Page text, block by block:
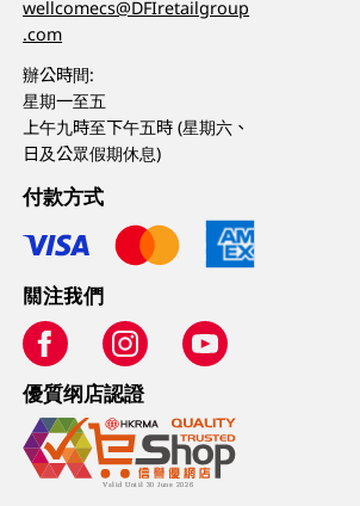
wellcomecs@DFIretailgroup
.com
辦公時間:
星期一至五
上午九時至下午五時 (星期六、
日及公眾假期休息)
付款方式
關注我們
優質纲店認證